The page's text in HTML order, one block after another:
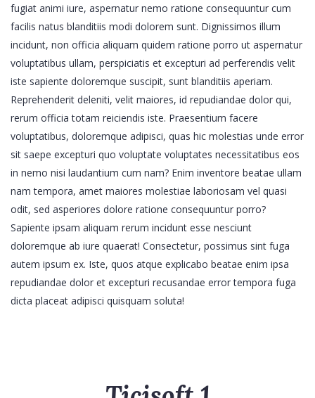
fugiat animi iure, aspernatur nemo ratione consequuntur cum
facilis natus blanditiis modi dolorem sunt. Dignissimos illum
incidunt, non officia aliquam quidem ratione porro ut aspernatur
voluptatibus ullam, perspiciatis et excepturi ad perferendis velit
iste sapiente doloremque suscipit, sunt blanditiis aperiam.
Reprehenderit deleniti, velit maiores, id repudiandae dolor qui,
rerum officia totam reiciendis iste. Praesentium facere
voluptatibus, doloremque adipisci, quas hic molestias unde error
sit saepe excepturi quo voluptate voluptates necessitatibus eos
in nemo nisi laudantium cum nam? Enim inventore beatae ullam
nam tempora, amet maiores molestiae laboriosam vel quasi
odit, sed asperiores dolore ratione consequuntur porro?
Sapiente ipsam aliquam rerum incidunt esse nesciunt
doloremque ab iure quaerat! Consectetur, possimus sint fuga
autem ipsum ex. Iste, quos atque explicabo beatae enim ipsa
repudiandae dolor et excepturi recusandae error tempora fuga
dicta placeat adipisci quisquam soluta!